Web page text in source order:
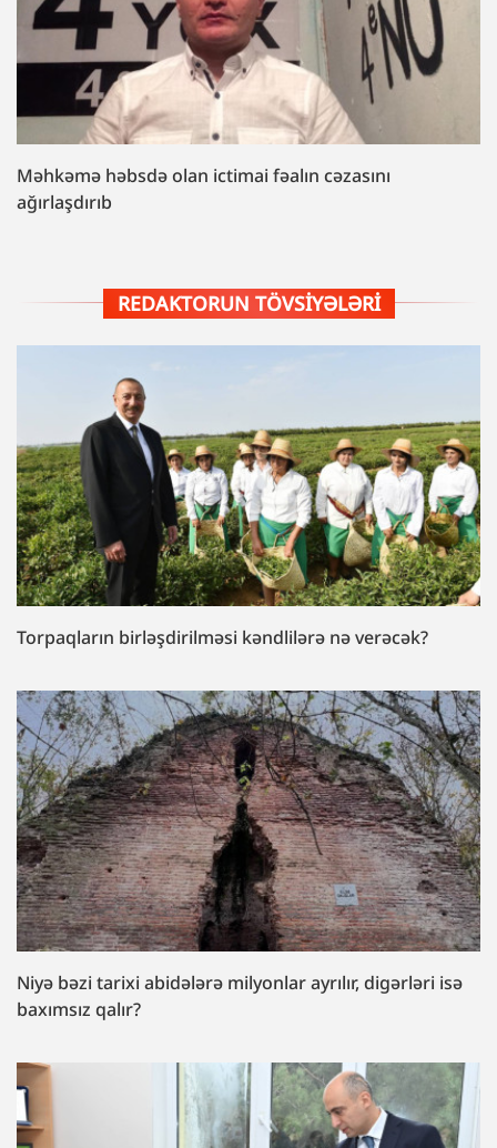
Məhkəmə həbsdə olan ictimai fəalın cəzasını
ağırlaşdırıb
REDAKTORUN TÖVSIYƏLƏRI
Torpaqların birləşdirilməsi kəndlilərə nə verəcək?
Niyə bəzi tarixi abidələrə milyonlar ayrılır, digərləri isə
baxımsız qalır?